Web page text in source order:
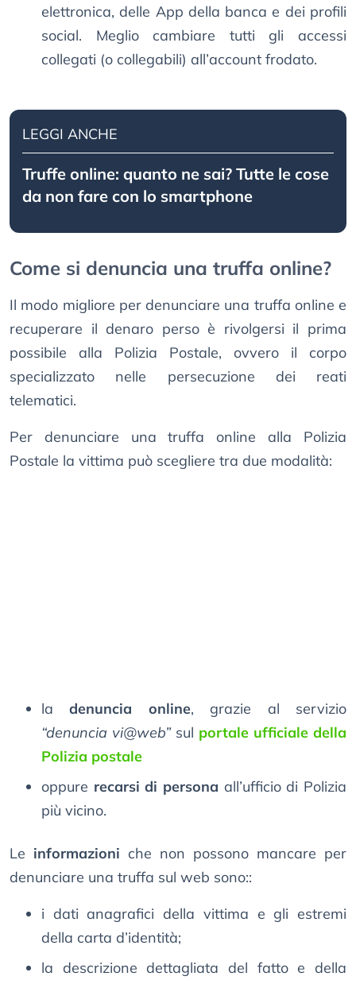
elettronica, delle App della banca e dei profili
social. Meglio cambiare tutti gli accessi
collegati (o collegabili) all’account frodato.
LEGGI ANCHE
Truffe online: quanto ne sai? Tutte le cose
da non fare con lo smartphone
Come si denuncia una truffa online?
Il modo migliore per denunciare una truffa online e
recuperare il denaro perso è rivolgersi il prima
possibile alla Polizia Postale, ovvero il corpo
specializzato nelle persecuzione dei reati
telematici.
Per denunciare una truffa online alla Polizia
Postale la vittima può scegliere tra due modalità:
ladenuncia online, grazie al servizio
“denuncia vi@web”sul portale ufficiale della
Polizia postale
oppure recarsi di persona all’ufficio di Polizia
più vicino.
Le informazioni che non possono mancare per
denunciare una truffa sul web sono::
i dati anagrafici della vittima e gli estremi
della carta d’identità;
la descrizione dettagliata del fatto e della